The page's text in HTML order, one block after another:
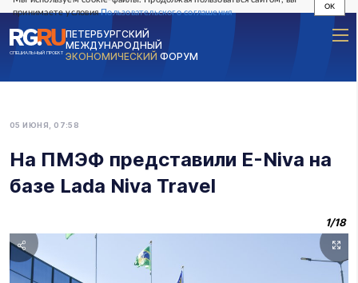
принимаете условияПользовательского соглашения
OK
СПЕЦИАЛЬНЫЙ ПРОЕКТ
ПЕТЕРБУРГСКИЙ
МЕЖДУНАРОДНЫЙ
ЭКОНОМИЧЕСКИЙ ФОРУМ
05 ИЮНЯ, 07:58
На ПМЭФ представили E-Niva на
базе Lada Niva Travel
1/18